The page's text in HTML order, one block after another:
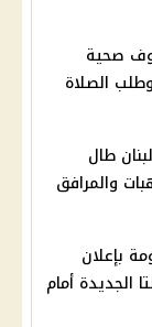
صحية
الصلاة
طال
والمرافق
بإعلان
الجديدة أمام